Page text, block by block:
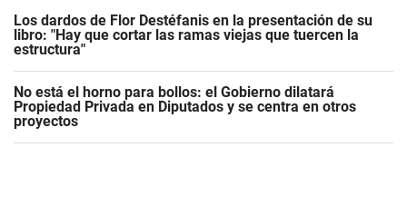
Los dardos de Flor Destéfanis en la presentación de su
libro: "Hay que cortar las ramas viejas que tuercen la
estructura"
No está el horno para bollos: el Gobierno dilatará
Propiedad Privada en Diputados y se centra en otros
proyectos